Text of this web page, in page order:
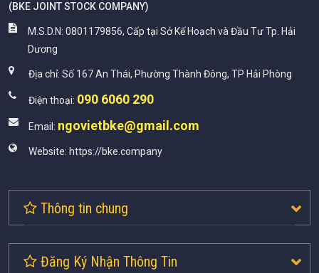
(BKE JOINT STOCK COMPANY)
M.S.D.N: 0801179856, Cấp tại Sở Kế Hoạch và Đầu Tư Tp. Hải
Dương
Địa chỉ: Số 167 An Thái, Phường Thành Đông, TP Hải Phòng
Điện thoại: 090 6060 290
Email: ngovietbke@gmail.com
Website: https://bke.company
Thông tin chung
Đăng Ký Nhận Thông Tin